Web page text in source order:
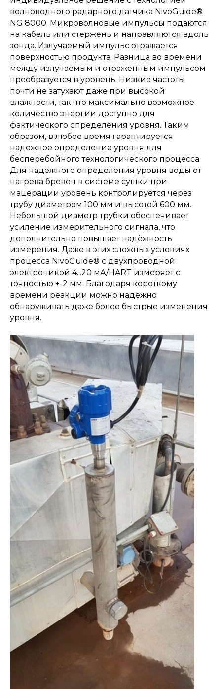
волноводного радарного датчика NivoGuide®
NG 8000. Микроволновые импульсы подаются
на кабель или стержень и направляются вдоль
зонда. Излучаемый импульс отражается
поверхностью продукта. Разница во времени
между излучаемым и отраженным импульсом
преобразуется в уровень. Низкие частоты
почти не затухают даже при высокой
влажности, так что максимально возможное
количество энергии доступно для
фактического определения уровня. Таким
образом, в любое время гарантируется
надежное определение уровня для
бесперебойного технологического процесса.
Для надежного определения уровня воды от
нагрева бревен в системе сушки при
мацерации уровень контролируется через
трубу диаметром 100 мм и высотой 600 мм.
Небольшой диаметр трубки обеспечивает
усиление измерительного сигнала, что
дополнительно повышает надёжность
измерения. Даже в этих сложных условиях
процесса NivoGuide® с двухпроводной
электроникой 4...20 мА/HART измеряет с
точностью +-2 мм. Благодаря короткому
времени реакции можно надежно
обнаруживать даже более быстрые изменения
уровня.